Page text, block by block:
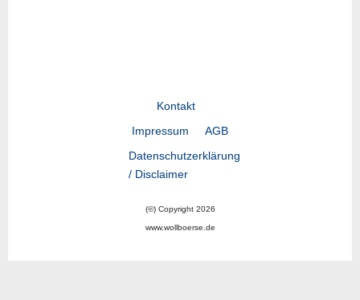
Kontakt
Impressum
AGB
Datenschutzerklärung
/ Disclaimer
(©) Copyright 2026
www.wollboerse.de